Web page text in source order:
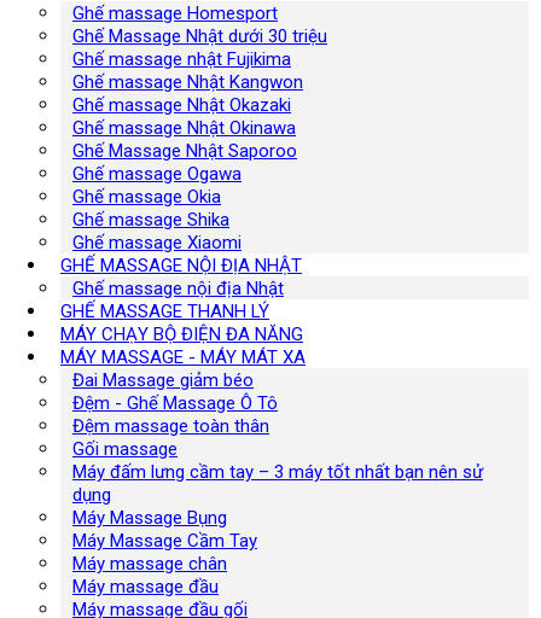
Ghế massage Homesport
Ghế Massage Nhật dưới 30 triệu
Ghế massage nhật Fujikima
Ghế massage Nhật Kangwon
Ghế massage Nhật Okazaki
Ghế massage Nhật Okinawa
Ghế Massage Nhật Saporoo
Ghế massage Ogawa
Ghế massage Okia
Ghế massage Shika
Ghế massage Xiaomi
GHẾ MASSAGE NỘI ĐỊA NHẬT
Ghế massage nội địa Nhật
GHẾ MASSAGE THANH LÝ
MÁY CHẠY BỘ ĐIỆN ĐA NĂNG
MÁY MASSAGE - MÁY MÁT XA
Đai Massage giảm béo
Đệm - Ghế Massage Ô Tô
Đệm massage toàn thân
Gối massage
Máy đấm lưng cầm tay – 3 máy tốt nhất bạn nên sử
dụng
Máy Massage Bụng
Máy Massage Cầm Tay
Máy massage chân
Máy massage đầu
Máy massage đầu gối